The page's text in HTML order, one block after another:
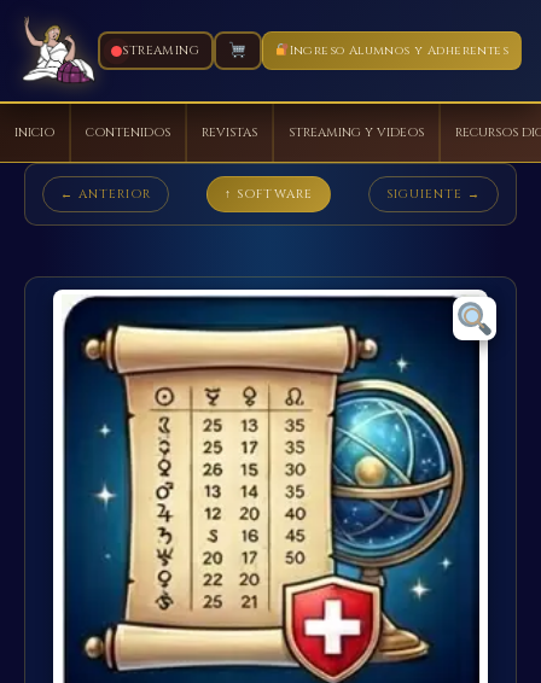
STREAMING Ingreso Alumnos y Adherentes
INICIO CONTENIDOS REVISTAS STREAMING Y VIDEOS RECURSOS
← ANTERIOR ↑ SOFTWARE SIGUIENTE →